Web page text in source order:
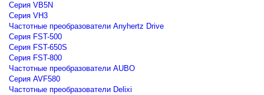
Cерия VB5N
Cерия VH3
Частотные преобразователи Anyhertz Drive
Серия FST-500
Серия FST-650S
Серия FST-800
Частотные преобразователи AUBO
Серия AVF580
Частотные преобразователи Delixi